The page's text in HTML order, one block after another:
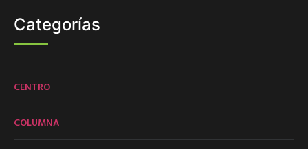
Categorías
CENTRO
COLUMNA